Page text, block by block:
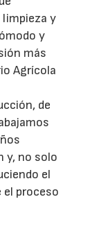
y
y
más
Agrícola
de
y, no solo
el
proceso